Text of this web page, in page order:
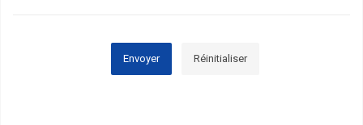
Envoyer Réinitialiser